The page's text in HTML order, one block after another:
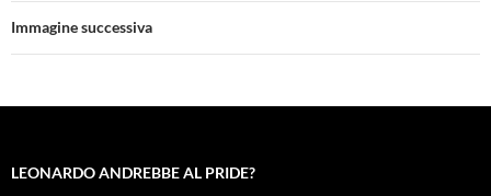
Immagine successiva
LEONARDO ANDREBBE AL PRIDE?